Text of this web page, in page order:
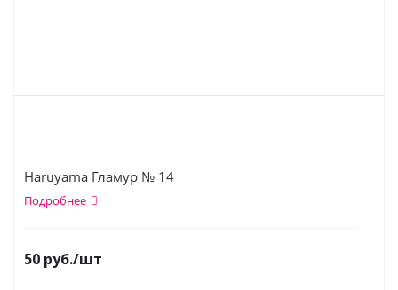
Haruyama Гламур № 14
Подробнее
50 руб./шт